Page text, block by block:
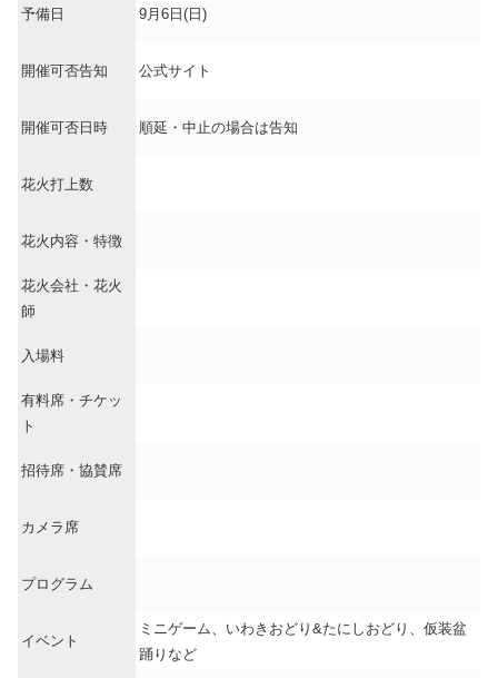
予備日 9月6日(日)
開催可否告知 公式サイト
開催可否日時 順延・中止の場合は告知
花火打上数
花火内容・特徴
花火会社・花火
師
入場料
有料席・チケッ
ト
招待席・協賛席
カメラ席
プログラム
イベント
ミニゲーム、いわきおどり&たにしおどり、仮装盆
踊りなど